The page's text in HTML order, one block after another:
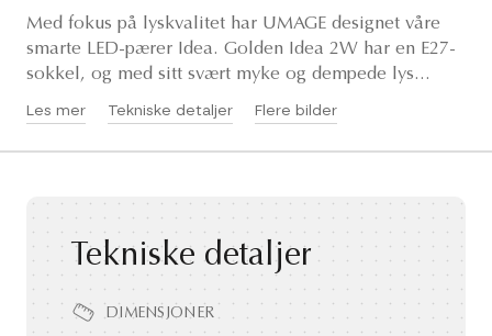
Med fokus på lyskvalitet har UMAGE designet våre
smarte LED-pærer Idea. Golden Idea 2W har en E27-
sokkel, og med sitt svært myke og dempede lys...
Les mer Tekniske detaljer Flere bilder
Tekniske detaljer
DIMENSJONER